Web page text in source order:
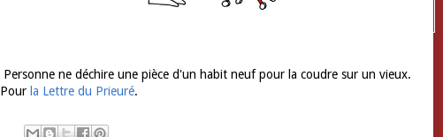
Personne ne déchire une pièce d'un habit neuf pour la coudre sur un vieux.
Pour la Lettre du Prieuré.